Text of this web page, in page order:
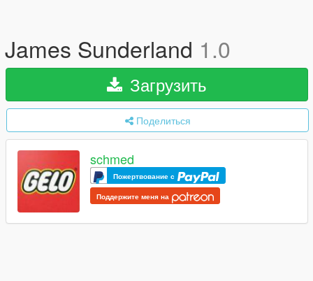
James Sunderland 1.0
Загрузить
Поделиться
schmed
Пожертвование с
Поддержите меня на